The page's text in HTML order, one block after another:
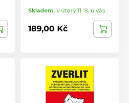
Skladem, v úterý 11. 8. u vás
189,00 Kč